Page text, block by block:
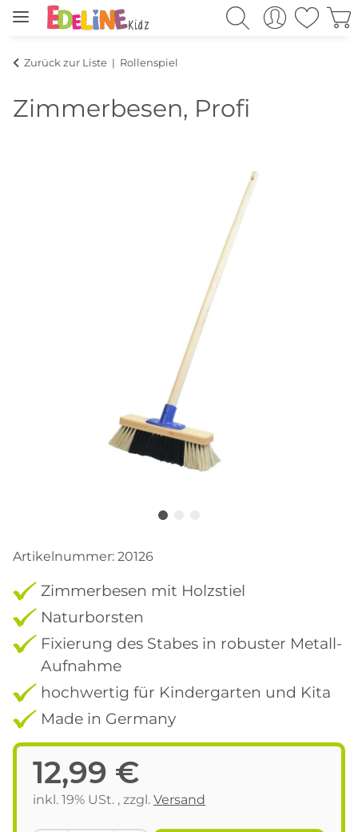
Zurück zur Liste Rollenspiel
Zimmerbesen, Profi
Artikelnummer: 20126
Zimmerbesen mit Holzstiel
Naturborsten
Fixierung des Stabes in robuster Metall-
Aufnahme
hochwertig für Kindergarten und Kita
Made in Germany
12,99 €
inkl. 19% USt. , zzgl. Versand